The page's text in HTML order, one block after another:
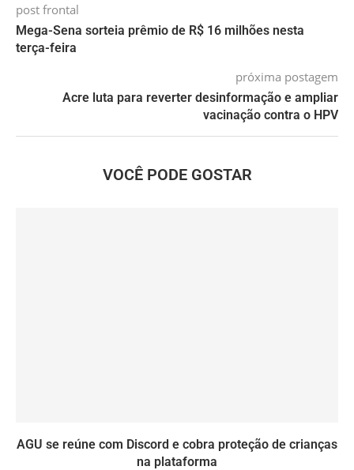
post frontal
Mega-Sena sorteia prêmio de R$ 16 milhões nesta
terça-feira
próxima postagem
Acre luta para reverter desinformação e ampliar
vacinação contra o HPV
VOCÊ PODE GOSTAR
AGU se reúne com Discord e cobra proteção de crianças
na plataforma